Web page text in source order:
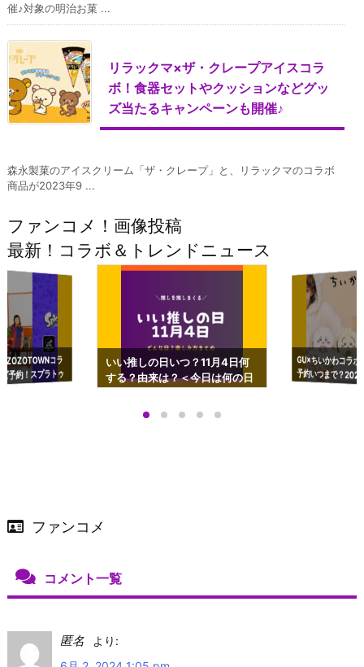
催♪対象の明治お菓 ...
リラックマ×ザ・クレープアイスコラ
ボ！食器セットやクッションなどグッ
ズ当たるキャンペーンも開催♪
森永製菓のアイスクリーム「ザ・クレープ」と、リラックマのコラボ
商品が2023年9 ...
ファンコメ！画像投稿
最新！コラボ＆トレンドニュース
コラ
予約！スプラトゥ
ップも渋谷Hz
いい推しの日いつ？11月4日何
する？由来は？＜今日は何の日
GU×ちいかわコラ
予約いつまで？
ーチやショルダー
ファンコメ
コメント一覧
匿名
より: